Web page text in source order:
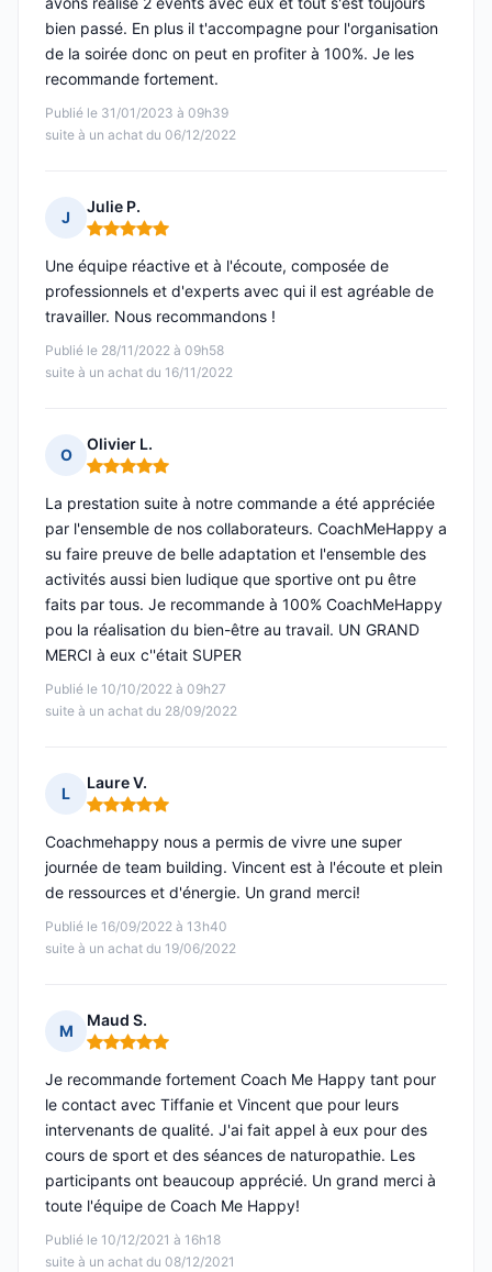
Publié le 31/01/2023 à 09h39
suite à un achat du 06/12/2022
bien passé. En plus il t'accompagne pour l'organisation
de la soirée donc on peut en profiter à 100%. Je les
recommande fortement.
J
Julie P.
Note : 5 sur 5
Publié le 28/11/2022 à 09h58
suite à un achat du 16/11/2022
Une équipe réactive et à l'écoute, composée de
professionnels et d'experts avec qui il est agréable de
travailler. Nous recommandons !
O
Olivier L.
Note : 5 sur 5
Publié le 10/10/2022 à 09h27
suite à un achat du 28/09/2022
La prestation suite à notre commande a été appréciée
par l'ensemble de nos collaborateurs. CoachMeHappy a
su faire preuve de belle adaptation et l'ensemble des
activités aussi bien ludique que sportive ont pu être
faits par tous. Je recommande à 100% CoachMeHappy
pou la réalisation du bien-être au travail. UN GRAND
MERCI à eux c''était SUPER
L
Laure V.
Note : 5 sur 5
Publié le 16/09/2022 à 13h40
suite à un achat du 19/06/2022
Coachmehappy nous a permis de vivre une super
journée de team building. Vincent est à l'écoute et plein
de ressources et d'énergie. Un grand merci!
M
Maud S.
Note : 5 sur 5
Publié le 10/12/2021 à 16h18
suite à un achat du 08/12/2021
Je recommande fortement Coach Me Happy tant pour
le contact avec Tiffanie et Vincent que pour leurs
intervenants de qualité. J'ai fait appel à eux pour des
cours de sport et des séances de naturopathie. Les
participants ont beaucoup apprécié. Un grand merci à
toute l'équipe de Coach Me Happy!